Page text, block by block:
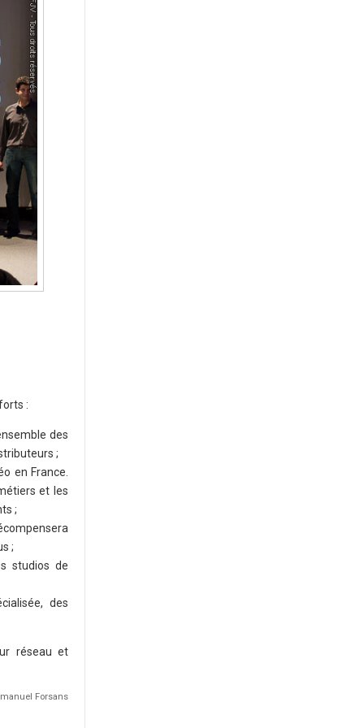
:
des
;
en France.
et les
;
;
studios de
des
réseau et
Forsans